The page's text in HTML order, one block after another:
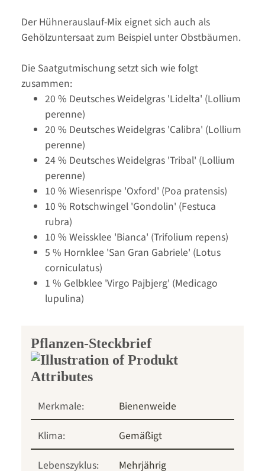
Der Hühnerauslauf-Mix eignet sich auch als
Gehölzuntersaat zum Beispiel unter Obstbäumen.
Die Saatgutmischung setzt sich wie folgt
zusammen:
20 % Deutsches Weidelgras 'Lidelta' (Lollium
perenne)
20 % Deutsches Weidelgras 'Calibra' (Lollium
perenne)
24 % Deutsches Weidelgras 'Tribal' (Lollium
perenne)
10 % Wiesenrispe 'Oxford' (Poa pratensis)
10 % Rotschwingel 'Gondolin' (Festuca
rubra)
10 % Weissklee 'Bianca' (Trifolium repens)
5 % Hornklee 'San Gran Gabriele' (Lotus
corniculatus)
1 % Gelbklee 'Virgo Pajbjerg' (Medicago
lupulina)
Pflanzen-Steckbrief
Merkmale:
Bienenweide
Klima:
Gemäßigt
Lebenszyklus:
Mehrjährig